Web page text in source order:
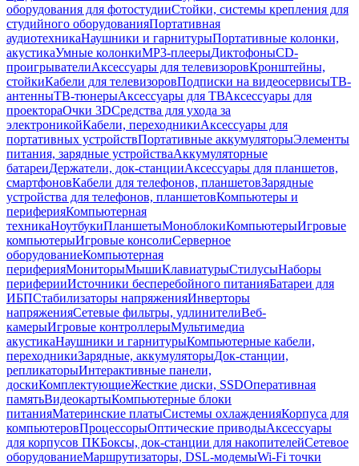
оборудования для фотостудииСтойки, системы крепления для
студийного оборудованияПортативная
аудиотехникаНаушники и гарнитурыПортативные колонки,
акустикаУмные колонкиMP3-плеерыДиктофоныCD-
проигрывателиАксессуары для телевизоровКронштейны,
стойкиКабели для телевизоровПодписки на видеосервисыТВ-
антенныТВ-тюнерыАксессуары для ТВАксессуары для
проектораОчки 3DСредства для ухода за
электроникойКабели, переходникиАксессуары для
портативных устройствПортативные аккумуляторыЭлементы
питания, зарядные устройстваАккумуляторные
батареиДержатели, док-станцииАксессуары для планшетов,
смартфоновКабели для телефонов, планшетовЗарядные
устройства для телефонов, планшетовКомпьютеры и
периферияКомпьютерная
техникаНоутбукиПланшетыМоноблокиКомпьютерыИгровые
компьютерыИгровые консолиСерверное
оборудованиеКомпьютерная
периферияМониторыМышиКлавиатурыСтилусыНаборы
периферииИсточники бесперебойного питанияБатареи для
ИБПСтабилизаторы напряженияИнверторы
напряженияСетевые фильтры, удлинителиВеб-
камерыИгровые контроллерыМультимедиа
акустикаНаушники и гарнитурыКомпьютерные кабели,
переходникиЗарядные, аккумуляторыДок-станции,
репликаторыИнтерактивные панели,
доскиКомплектующиеЖесткие диски, SSDОперативная
памятьВидеокартыКомпьютерные блоки
питанияМатеринские платыСистемы охлажденияКорпуса для
компьютеровПроцессорыОптические приводыАксессуары
для корпусов ПКБоксы, док-станции для накопителейСетевое
оборудованиеМаршрутизаторы, DSL-модемыWi-Fi точки